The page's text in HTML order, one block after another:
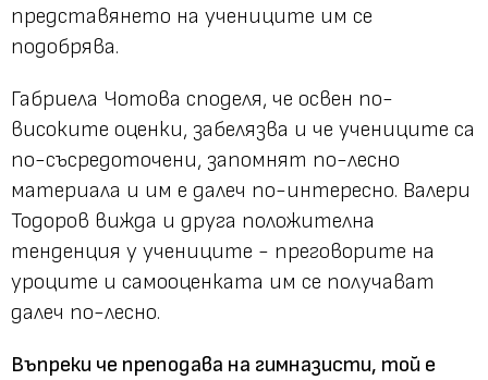
представянето на учениците им се
подобрява.
Габриела Чотова споделя, че освен по-
високите оценки, забелязва и че учениците са
по-съсредоточени, запомнят по-лесно
материала и им е далеч по-интересно. Валери
Тодоров вижда и друга положителна
тенденция у учениците - преговорите на
уроците и самооценката им се получават
далеч по-лесно.
Въпреки че преподава на гимназисти, той е